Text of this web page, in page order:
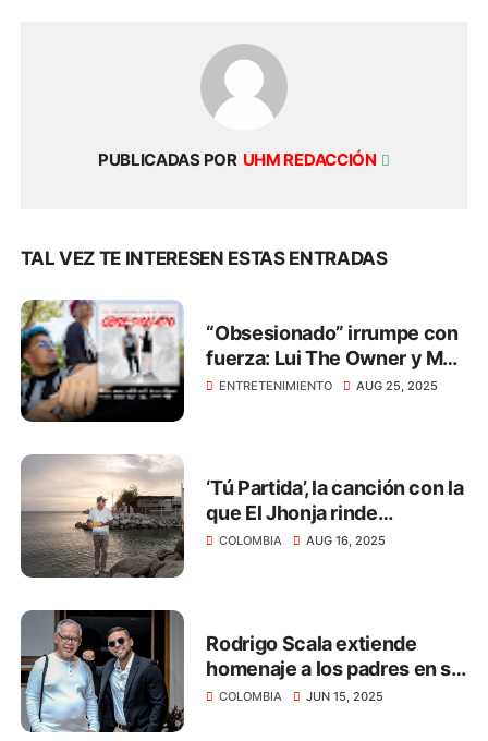
PUBLICADAS POR UHM REDACCIÓN
TAL VEZ TE INTERESEN ESTAS ENTRADAS
“Obsesionado” irrumpe con
fuerza: Lui The Owner y MB
El Mallo
ENTRETENIMIENTO AUG 25, 2025
‘Tú Partida’, la canción con la
que El Jhonja rinde
homenaje a los que ya no
COLOMBIA AUG 16, 2025
Rodrigo Scala extiende
homenaje a los padres en su
díaCOLOMBIA JUN 15, 2025